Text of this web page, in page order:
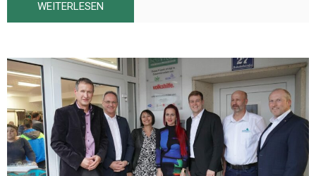
WEITERLESEN